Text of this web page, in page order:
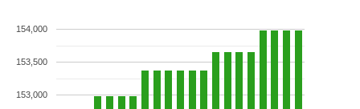
153,000
153,500
154,000